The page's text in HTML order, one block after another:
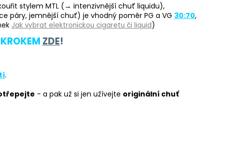
stylem MTL (→ intenzivnější chuť liquidu),
páry, jemnější chuť) je vhodný poměr PG a VG 30:70,
Jak vybrat elektronickou cigaretu či liquid)
ZDE!
.
- a pak už si jen užívejte originální chuť
AMERICAN BLEND 10ML-
MÍCHANÝ TABÁK)